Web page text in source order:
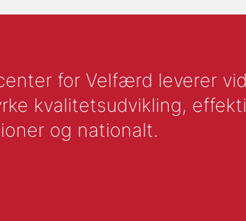
for Velfærd leverer
kvalitetsudvikling,
og nationalt.